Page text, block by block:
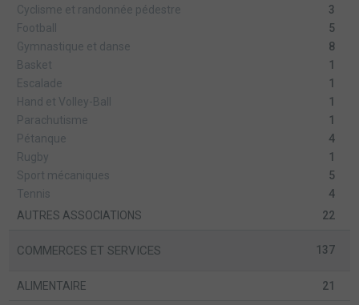
Cyclisme et randonnée pédestre
3
Football
5
Gymnastique et danse
8
Basket
1
Escalade
1
Hand et Volley-Ball
1
Parachutisme
1
Pétanque
4
Rugby
1
Sport mécaniques
5
Tennis
4
AUTRES ASSOCIATIONS
22
COMMERCES ET SERVICES 137
ALIMENTAIRE 21